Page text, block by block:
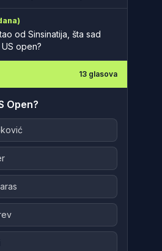
od Sinsinatija, šta sad
open?
13 glasova
Open?